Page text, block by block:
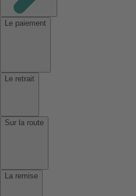
Le paiement
Le retrait
Sur la route
La remise